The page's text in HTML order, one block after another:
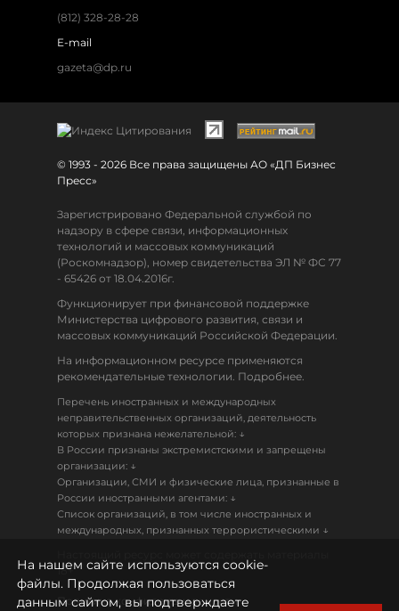
(812) 328-28-28
E-mail
gazeta@dp.ru
© 1993 - 2026 Все права защищены АО «ДП Бизнес
Пресс»
Зарегистрировано Федеральной службой по
надзору в сфере связи, информационных
технологий и массовых коммуникаций
(Роскомнадзор), номер свидетельства ЭЛ № ФС 77
- 65426 от 18.04.2016г.
Функционирует при финансовой поддержке
Министерства цифрового развития, связи и
массовых коммуникаций Российской Федерации.
На информационном ресурсе применяются
рекомендательные технологии. Подробнее.
Перечень иностранных и международных
неправительственных организаций, деятельность
которых признана нежелательной: ↓
В России признаны экстремистскими и запрещены
организации: ↓
Организации, СМИ и физические лица, признанные в
России иностранными агентами: ↓
Список организаций, в том числе иностранных и
международных, признанных террористическими ↓
18+
Политика конфиденциальности
На нашем сайте используются cookie-
файлы. Продолжая пользоваться
данным сайтом, вы подтверждаете